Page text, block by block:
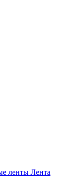
ленты Лента